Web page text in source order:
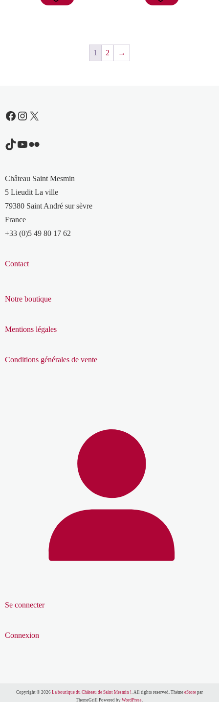
1 2 →
Facebook
Instagram
X
TikTok
YouTube
Flickr
Château Saint Mesmin
5 Lieudit La ville
79380 Saint André sur sèvre
France
+33 (0)5 49 80 17 62
Contact
Notre boutique
Mentions légales
Conditions générales de vente
Se connecter
Connexion
Copyright © 2026 La boutique du Château de Saint Mesmin !. All rights reserved. Thème eStorepar
ThemeGrill Powered byWordPress.